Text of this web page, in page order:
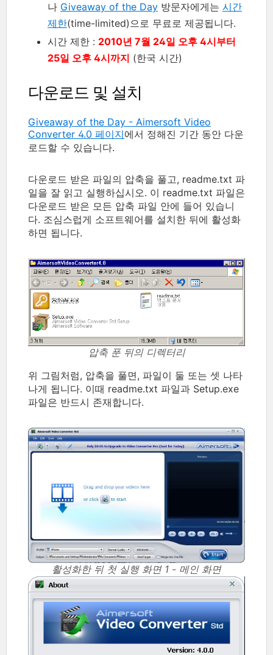
나 Giveaway of the Day 방문자에게는 시간
제한(time-limited)으로 무료로 제공됩니다.
시간 제한 : 2010년 7월 24일 오후 4시부터
25일 오후 4시까지 (한국 시간)
다운로드 및 설치
Giveaway of the Day - Aimersoft Video
Converter 4.0 페이지에서 정해진 기간 동안 다운
로드할 수 있습니다.
다운로드 받은 파일의 압축을 풀고, readme.txt 파
일을 잘 읽고 실행하십시오. 이 readme.txt 파일은
다운로드 받은 모든 압축 파일 안에 들어 있습니
다. 조심스럽게 소프트웨어를 설치한 뒤에 활성화
하면 됩니다.
압축 푼 뒤의 디렉터리
위 그림처럼, 압축을 풀면, 파일이 둘 또는 셋 나타
나게 됩니다. 이때 readme.txt 파일과 Setup.exe
파일은 반드시 존재합니다.
활성화한 뒤 첫 실행 화면 1 - 메인 화면